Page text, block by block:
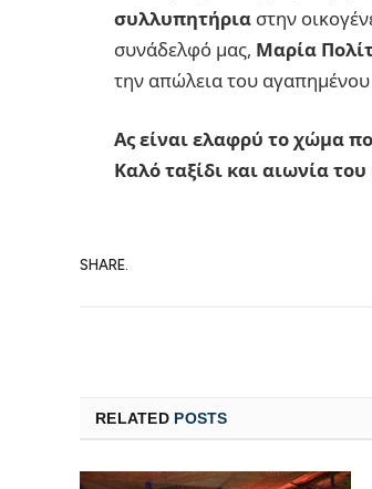
συλλυπητήρια στην
συνάδελφό μας, Μαρία
την απώλεια του αγαπημένου
Ας είναι ελαφρύ το χώμα
Καλό ταξίδι και αιωνία
SHARE.
RELATED POSTS